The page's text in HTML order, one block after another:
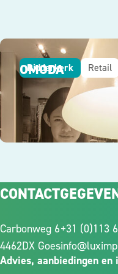
Ridderkerk Retail
OMODA
Carbonweg 6
4462DX Goes
+31 (0)113
Advies, aanbiedingen